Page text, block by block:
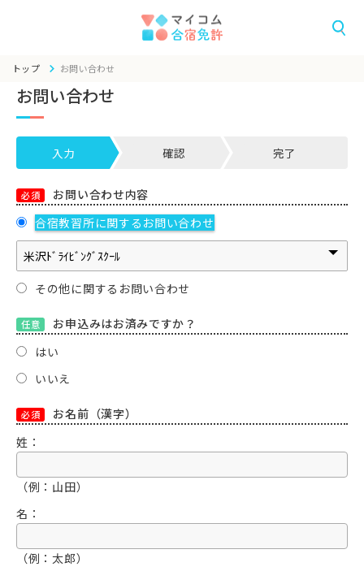
トップ お問い合わせ
お問い合わせ
入力 確認 完了
必須
お問い合わせ内容
合宿教習所に関するお問い合わせ
その他に関するお問い合わせ
任意
お申込みはお済みですか？
はい
いいえ
必須
お名前（漢字）
姓：
（例：山田）
名：
（例：太郎）